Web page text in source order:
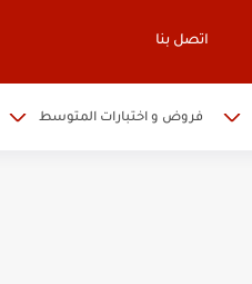
اتصل بنا
فروض و اختبارات المتوسط